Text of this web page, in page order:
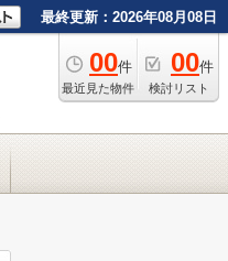
最終更新：2026年08月08日
00件
最近見た物件
00件
検討リスト